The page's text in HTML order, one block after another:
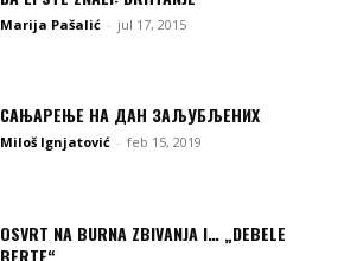
Marija Pašalić - jul 17, 2015
САЊАРЕЊЕ НА ДАН ЗАЉУБЉЕНИХ
Miloš Ignjatović - feb 15, 2019
OSVRT NA BURNA ZBIVANJA I… „DEBELE
BERTE“